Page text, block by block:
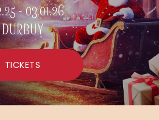
- 03.01.26
DURBUY
TICKETS